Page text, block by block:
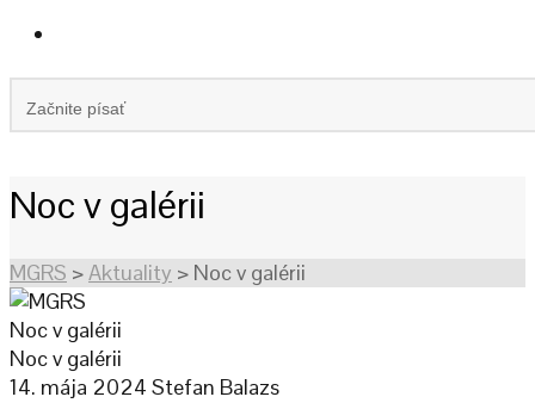
Noc v galérii
MGRS >Aktuality > Noc v galérii
Noc v galérii
Noc v galérii
14. mája 2024 Stefan Balazs